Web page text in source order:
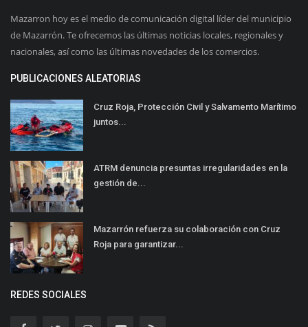
Mazarron hoy es el medio de comunicación digital líder del municipio
de Mazarrón. Te ofrecemos las últimas noticias locales, regionales y
nacionales, así como las últimas novedades de los comercios.
PUBLICACIONES ALEATORIAS
Cruz Roja, Protección Civil y Salvamento Marítimo
juntos...
ATRM denuncia presuntas irregularidades en la
gestión de...
Mazarrón refuerza su colaboración con Cruz
Roja para garantizar...
REDES SOCIALES